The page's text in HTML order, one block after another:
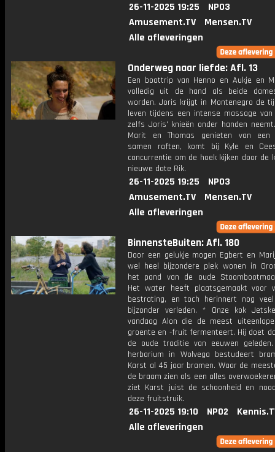
26-11-2025 19:25
NPO3
Amusement.TV
Mensen.TV
Alle afleveringen
Onderweg naar liefde: Afl. 13
Een boottrip van Henno en Aukje en
volledig uit de hand als beide
worden. Joris krijgt in Montenegro de
leven tijdens een intense massage van
zelfs Joris' knieën onder handen
Marit en Thomas genieten van een
samen raften, komt bij Kyle en
concurrentie om de hoek kijken door de
nieuwe date Rik.
26-11-2025 19:25
NPO3
Amusement.TV
Mensen.TV
Alle afleveringen
BinnensteBuiten: Afl. 180
Door een gelukje mogen Egbert en
wel heel bijzondere plek wonen in
het pand van de oude
Het water heeft plaatsgemaakt voor
bestrating, en toch herinnert nog
bijzonder verleden. * Onze kok
vandaag Alon die de meest
groente en -fruit fermenteert. Hij doet
de oude traditie van eeuwen
herbarium in Wolvega bestudeert
Karst al 45 jaar bramen. Waar de
de braam zien als een alles
ziet Karst juist de schoonheid en
deze fruitstruik.
26-11-2025 19:10 NPO2
Alle afleveringen